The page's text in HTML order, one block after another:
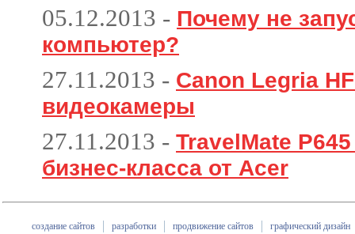
05.12.2013 - Почему не
компьютер?
27.11.2013 - Canon Legria
видеокамеры
27.11.2013 - TravelMate
бизнес-класса от Acer
создание сайтов разработки продвижение сайтов графический дизайн